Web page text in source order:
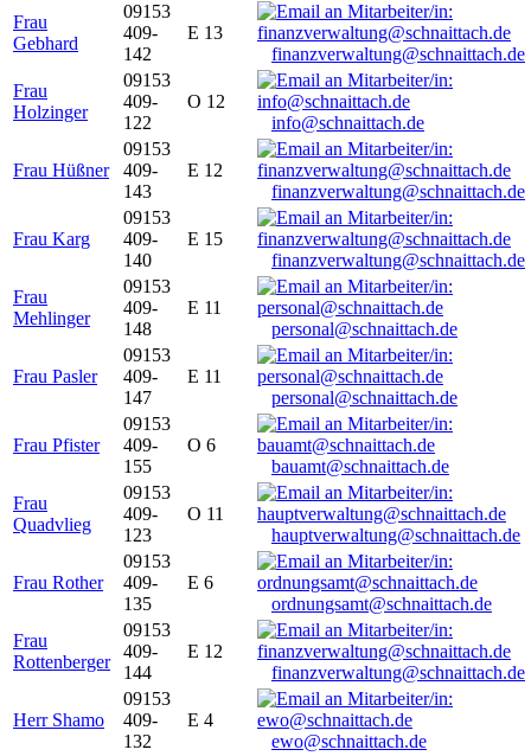
Frau
Gebhard
09153
409-
142
E 13
finanzverwaltung@schnaittach.de
Frau
Holzinger
09153
409-
122
O 12
info@schnaittach.de
Frau Hüßner
09153
409-
143
E 12
finanzverwaltung@schnaittach.de
Frau Karg
09153
409-
140
E 15
finanzverwaltung@schnaittach.de
Frau
Mehlinger
09153
409-
148
E 11
personal@schnaittach.de
Frau Pasler
09153
409-
147
E 11
personal@schnaittach.de
Frau Pfister
09153
409-
155
O 6
bauamt@schnaittach.de
Frau
Quadvlieg
09153
409-
123
O 11
hauptverwaltung@schnaittach.de
Frau Rother
09153
409-
135
E 6
ordnungsamt@schnaittach.de
Frau
Rottenberger
09153
409-
144
E 12
finanzverwaltung@schnaittach.de
Herr Shamo
09153
409-
132
E 4
ewo@schnaittach.de